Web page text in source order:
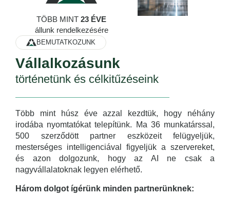
TÖBB MINT 23 ÉVE
állunk rendelkezésére
BEMUTATKOZUNK
Vállalkozásunk
történetünk és célkitűzéseink
Több mint húsz éve azzal kezdtük, hogy néhány
irodába nyomtatókat telepítünk. Ma 36 munkatárssal,
500 szerződött partner eszközeit felügyeljük,
mesterséges intelligenciával figyeljük a szervereket,
és azon dolgozunk, hogy az AI ne csak a
nagyvállalatoknak legyen elérhető.
Három dolgot ígérünk minden partnerünknek: